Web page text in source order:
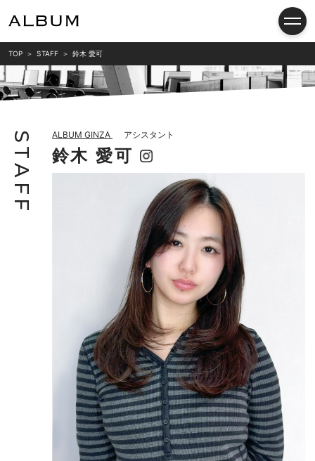
TOP STAFF 鈴木 愛可
S
T
A
F
F
鈴木 愛可
ALBUM GINZA アシスタント